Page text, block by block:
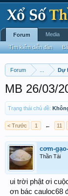
Forum Dự
MB 26/03/
Trạng thái chủ đề:
< Trước 1 ← 11
cơm-
Thần Tài
ui trời phật ơi
ơn bác cauloc68
Forum
Tìm kiếm diễn đàn
Media